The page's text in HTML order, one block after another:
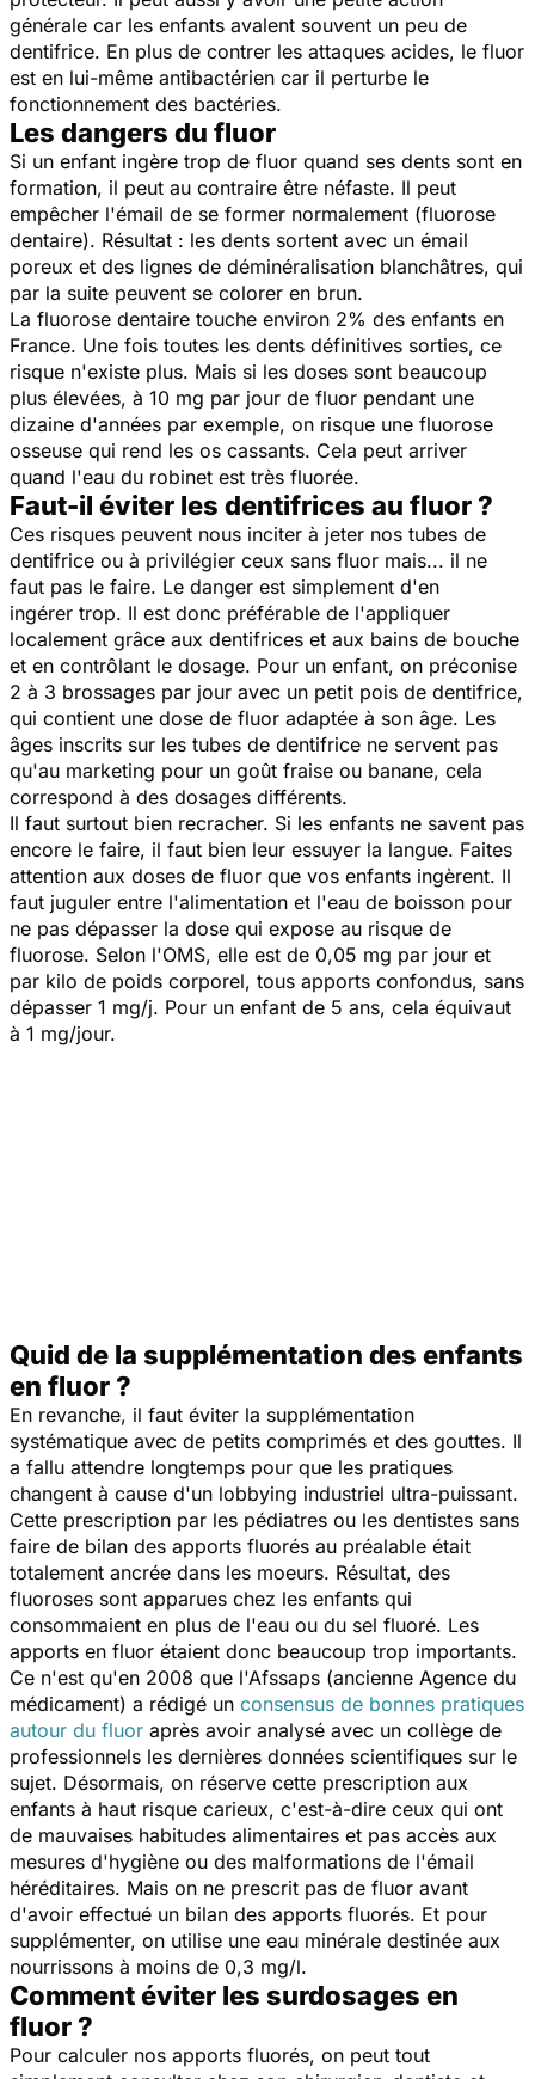
générale car les enfants avalent souvent un peu de
dentifrice. En plus de contrer les attaques acides, le fluor
est en lui-même antibactérien car il perturbe le
fonctionnement des bactéries.
Les dangers du fluor
Si un enfant ingère trop de fluor quand ses dents sont en
formation, il peut au contraire être néfaste. Il peut
empêcher l'émail de se former normalement (fluorose
dentaire). Résultat : les dents sortent avec un émail
poreux et des lignes de déminéralisation blanchâtres, qui
par la suite peuvent se colorer en brun.
La fluorose dentaire touche environ 2% des enfants en
France. Une fois toutes les dents définitives sorties, ce
risque n'existe plus. Mais si les doses sont beaucoup
plus élevées, à 10 mg par jour de fluor pendant une
dizaine d'années par exemple, on risque une fluorose
osseuse qui rend les os cassants. Cela peut arriver
quand l'eau du robinet est très fluorée.
Faut-il éviter les dentifrices au fluor ?
Ces risques peuvent nous inciter à jeter nos tubes de
dentifrice ou à privilégier ceux sans fluor mais... il ne
faut pas le faire. Le danger est simplement d'en
ingérer trop. Il est donc préférable de l'appliquer
localement grâce aux dentifrices et aux bains de bouche
et en contrôlant le dosage. Pour un enfant, on préconise
2 à 3 brossages par jour avec un petit pois de dentifrice,
qui contient une dose de fluor adaptée à son âge. Les
âges inscrits sur les tubes de dentifrice ne servent pas
qu'au marketing pour un goût fraise ou banane, cela
correspond à des dosages différents.
Il faut surtout bien recracher. Si les enfants ne savent pas
encore le faire, il faut bien leur essuyer la langue. Faites
attention aux doses de fluor que vos enfants ingèrent. Il
faut juguler entre l'alimentation et l'eau de boisson pour
ne pas dépasser la dose qui expose au risque de
fluorose. Selon l'OMS, elle est de 0,05 mg par jour et
par kilo de poids corporel, tous apports confondus, sans
dépasser 1 mg/j. Pour un enfant de 5 ans, cela équivaut
à 1 mg/jour.
Quid de la supplémentation des enfants
en fluor ?
En revanche, il faut éviter la supplémentation
systématique avec de petits comprimés et des gouttes. Il
a fallu attendre longtemps pour que les pratiques
changent à cause d'un lobbying industriel ultra-puissant.
Cette prescription par les pédiatres ou les dentistes sans
faire de bilan des apports fluorés au préalable était
totalement ancrée dans les moeurs. Résultat, des
fluoroses sont apparues chez les enfants qui
consommaient en plus de l'eau ou du sel fluoré. Les
apports en fluor étaient donc beaucoup trop importants.
Ce n'est qu'en 2008 que l'Afssaps (ancienne Agence du
médicament) a rédigé un consensus de bonnes pratiques
autour du fluor après avoir analysé avec un collège de
professionnels les dernières données scientifiques sur le
sujet. Désormais, on réserve cette prescription aux
enfants à haut risque carieux, c'est-à-dire ceux qui ont
de mauvaises habitudes alimentaires et pas accès aux
mesures d'hygiène ou des malformations de l'émail
héréditaires. Mais on ne prescrit pas de fluor avant
d'avoir effectué un bilan des apports fluorés. Et pour
supplémenter, on utilise une eau minérale destinée aux
nourrissons à moins de 0,3 mg/l.
Comment éviter les surdosages en
fluor ?
Pour calculer nos apports fluorés, on peut tout